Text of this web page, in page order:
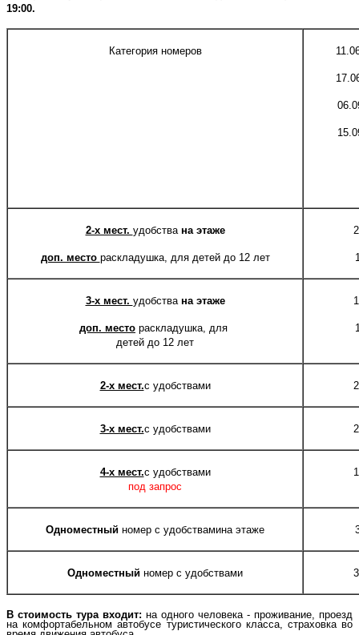
19:00.
Категория номеров 1
2-х мест. удобства на этаже
доп. место раскладушка, для детей до 12 лет
3-х мест. удобства на этаже
доп. место раскладушка, для
детей до 12 лет
2-х мест.с удобствами
3-х мест.с удобствами
4-х мест.с удобствами
под запрос
Одноместный номер с удобствамина этаже
Одноместный номер с удобствами
В стоимость тура входит: на одного человека - проживание, проезд
на комфортабельном автобусе туристического класса, страховка во